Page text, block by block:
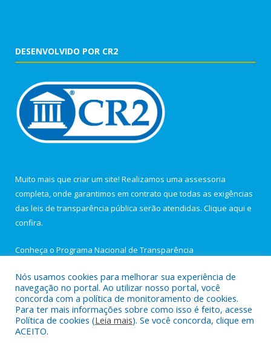
DESENVOLVIDO POR CR2
Muito mais que criar um site! Realizamos uma assessoria
completa, onde garantimos em contrato que todas as exigências
das leis de transparência pública serão atendidas. Clique aqui e
confira.
Conheça o Programa Nacional de Transparência
Todos os direitos reservados a Câmara Municipal de Igarapé-
Açu.
Nós usamos cookies para melhorar sua experiência de
navegação no portal. Ao utilizar nosso portal, você
concorda com a política de monitoramento de cookies.
Para ter mais informações sobre como isso é feito, acesse
Política de cookies (Leia mais). Se você concorda, clique em
ACEITO.